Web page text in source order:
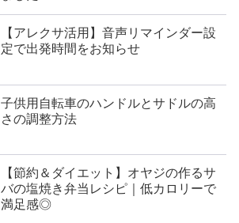
【アレクサ活用】音声リマインダー設
定で出発時間をお知らせ
子供用自転車のハンドルとサドルの高
さの調整方法
【節約＆ダイエット】オヤジの作るサ
バの塩焼き弁当レシピ｜低カロリーで
満足感◎